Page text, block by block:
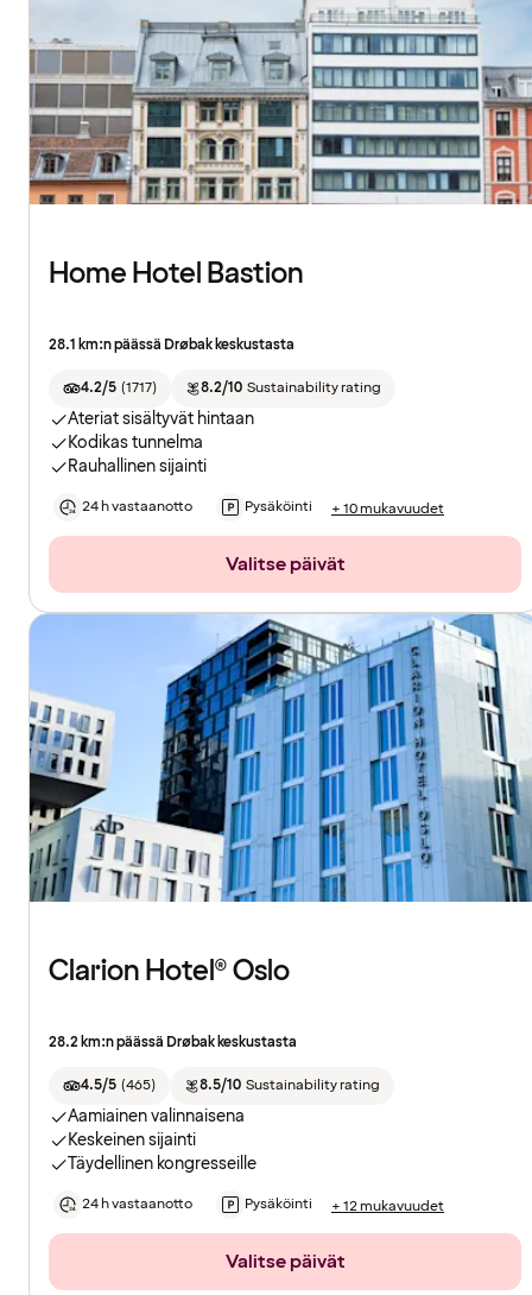
Home Hotel Bastion
28.1 km:n päässä Drøbak keskustasta
4.2/5 (1717) 8.2/10 Sustainability rating
Ateriat sisältyvät hintaan
Kodikas tunnelma
Rauhallinen sijainti
24 h vastaanotto Pysäköinti + 10 mukavuudet
Valitse päivät
Clarion Hotel® Oslo
28.2 km:n päässä Drøbak keskustasta
4.5/5 (465) 8.5/10 Sustainability rating
Aamiainen valinnaisena
Keskeinen sijainti
Täydellinen kongresseille
24 h vastaanotto Pysäköinti + 12 mukavuudet
Valitse päivät